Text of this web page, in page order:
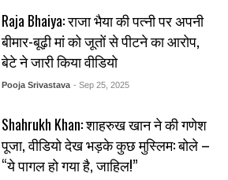
Raja Bhaiya: राजा भैया की पत्नी पर अपनी
बीमार-बूढ़ी मां को जूतों से पीटने का आरोप,
बेटे ने जारी किया वीडियो
Pooja Srivastava - Sep 25, 2025
Shahrukh Khan: शाहरुख खान ने की गणेश
पूजा, वीडियो देख भड़के कुछ मुस्लिम: बोले –
“ये पागल हो गया है, जाहिल!”